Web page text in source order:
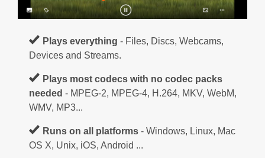
Plays everything - Files, Discs, Webcams,
Devices and Streams.
Plays most codecs with no codec packs
needed - MPEG-2, MPEG-4, H.264, MKV, WebM,
WMV, MP3...
Runs on all platforms - Windows, Linux, Mac
OS X, Unix, iOS, Android ...